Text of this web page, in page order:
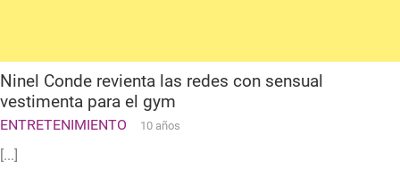
Ninel Conde revienta las redes con sensual
vestimenta para el gym
ENTRETENIMIENTO 10 años
[...]